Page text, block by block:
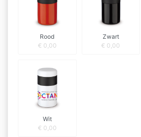
Rood
€ 0,00
Zwart
€ 0,00
Wit
€ 0,00